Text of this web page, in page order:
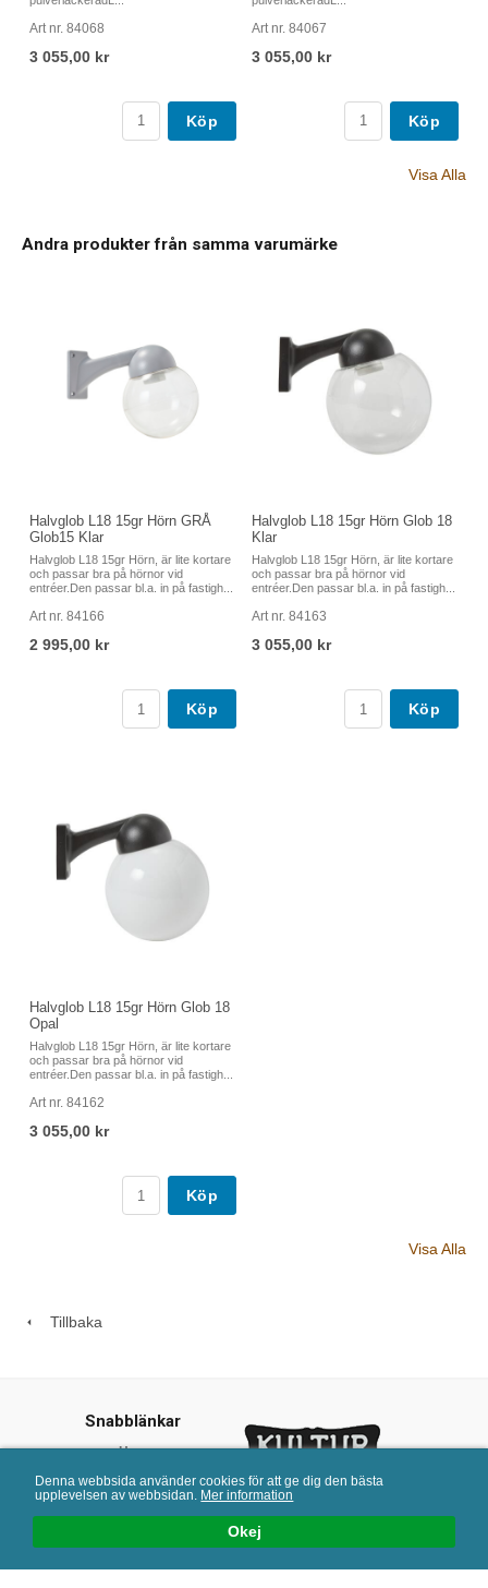
Okej
Denna webbsida använder cookies för att ge dig den bästa
upplevelsen av webbsidan. Mer information
Art nr. 84068
3 055,00 kr
Köp
Art nr. 84067
3 055,00 kr
Köp
Visa Alla
Andra produkter från samma varumärke
Halvglob L18 15gr Hörn GRÅ
Glob15 Klar
Halvglob L18 15gr Hörn, är lite kortare
och passar bra på hörnor vid
entréer.Den passar bl.a. in på fastigh...
Art nr. 84166
2 995,00 kr
Köp
Halvglob L18 15gr Hörn Glob 18
Klar
Halvglob L18 15gr Hörn, är lite kortare
och passar bra på hörnor vid
entréer.Den passar bl.a. in på fastigh...
Art nr. 84163
3 055,00 kr
Köp
Halvglob L18 15gr Hörn Glob 18
Opal
Halvglob L18 15gr Hörn, är lite kortare
och passar bra på hörnor vid
entréer.Den passar bl.a. in på fastigh...
Art nr. 84162
3 055,00 kr
Köp
Visa Alla
Tillbaka
Snabblänkar
Hem
Kundtjänst
Offentlig miljö
Kulturjern © 2013
info@kulturjern.se